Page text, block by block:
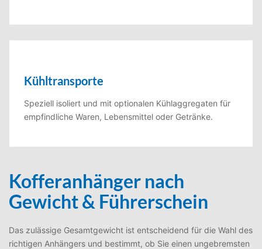
Kühltransporte
Speziell isoliert und mit optionalen Kühlaggregaten für
empfindliche Waren, Lebensmittel oder Getränke.
Kofferanhänger nach
Gewicht & Führerschein
Das zulässige Gesamtgewicht ist entscheidend für die Wahl des
richtigen Anhängers und bestimmt, ob Sie einen ungebremsten